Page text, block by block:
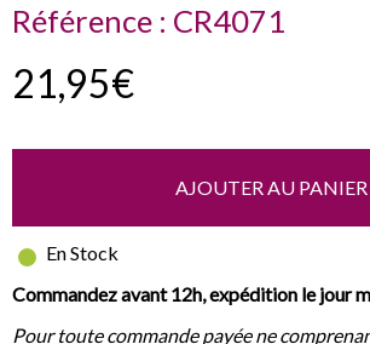
Référence : CR4071
21,95€
AJOUTER AU PANIER
En Stock
Commandez avant 12h, expédition le jour
Pour toute commande payée ne